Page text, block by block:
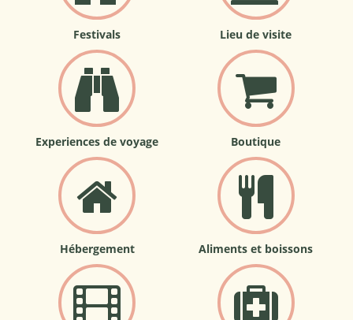
Festivals Lieu de visite
Experiences de voyage Boutique
Hébergement Aliments et boissons